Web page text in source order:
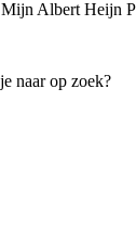
Mijn Albert Heijn